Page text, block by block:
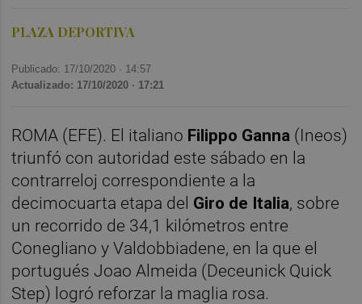
PLAZA DEPORTIVA
Publicado: 17/10/2020 · 14:57
Actualizado: 17/10/2020 · 17:21
ROMA (EFE). El italiano Filippo Ganna (Ineos)
triunfó con autoridad este sábado en la
contrarreloj correspondiente a la
decimocuarta etapa del Giro de Italia, sobre
un recorrido de 34,1 kilómetros entre
Conegliano y Valdobbiadene, en la que el
portugués Joao Almeida (Deceunick Quick
Step) logró reforzar la maglia rosa.